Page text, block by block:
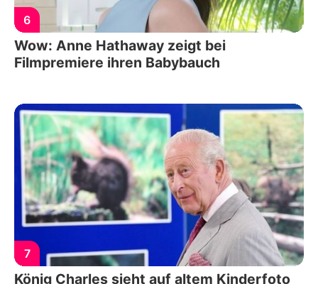
6
Wow: Anne Hathaway zeigt bei
Filmpremiere ihren Babybauch
7
König Charles sieht auf altem Kinderfoto